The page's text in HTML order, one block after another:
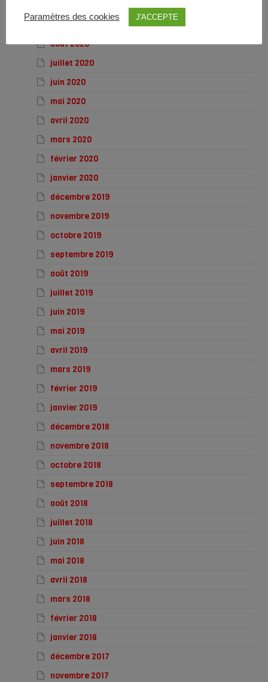
septembre 2020
août 2020
juillet 2020
juin 2020
mai 2020
avril 2020
mars 2020
février 2020
janvier 2020
décembre 2019
novembre 2019
octobre 2019
septembre 2019
août 2019
juillet 2019
juin 2019
mai 2019
avril 2019
mars 2019
février 2019
janvier 2019
décembre 2018
novembre 2018
octobre 2018
septembre 2018
août 2018
juillet 2018
juin 2018
mai 2018
avril 2018
mars 2018
février 2018
janvier 2018
décembre 2017
novembre 2017
Paramètres des cookies J'ACCEPTE